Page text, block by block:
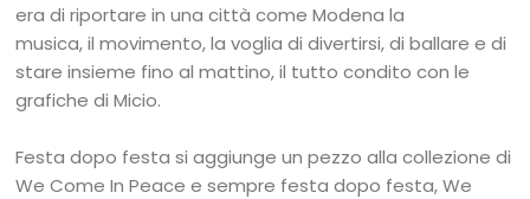
era di riportare in una città come Modena la
musica, il movimento, la voglia di divertirsi, di ballare e di
stare insieme fino al mattino, il tutto condito con le
grafiche di Micio.
Festa dopo festa si aggiunge un pezzo alla collezione di
We Come In Peace e sempre festa dopo festa, We